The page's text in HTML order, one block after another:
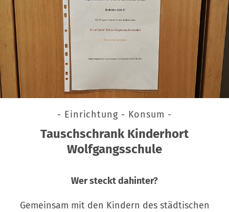
- Einrichtung - Konsum -
Tauschschrank Kinderhort
Wolfgangsschule
Wer steckt dahinter?
Gemeinsam mit den Kindern des städtischen